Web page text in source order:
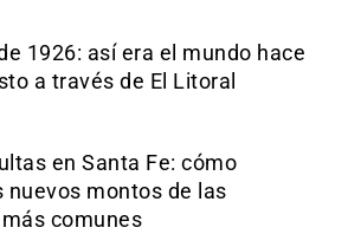
1926: así era el mundo hace
a través de El Litoral
en Santa Fe: cómo
nuevos montos de las
comunes